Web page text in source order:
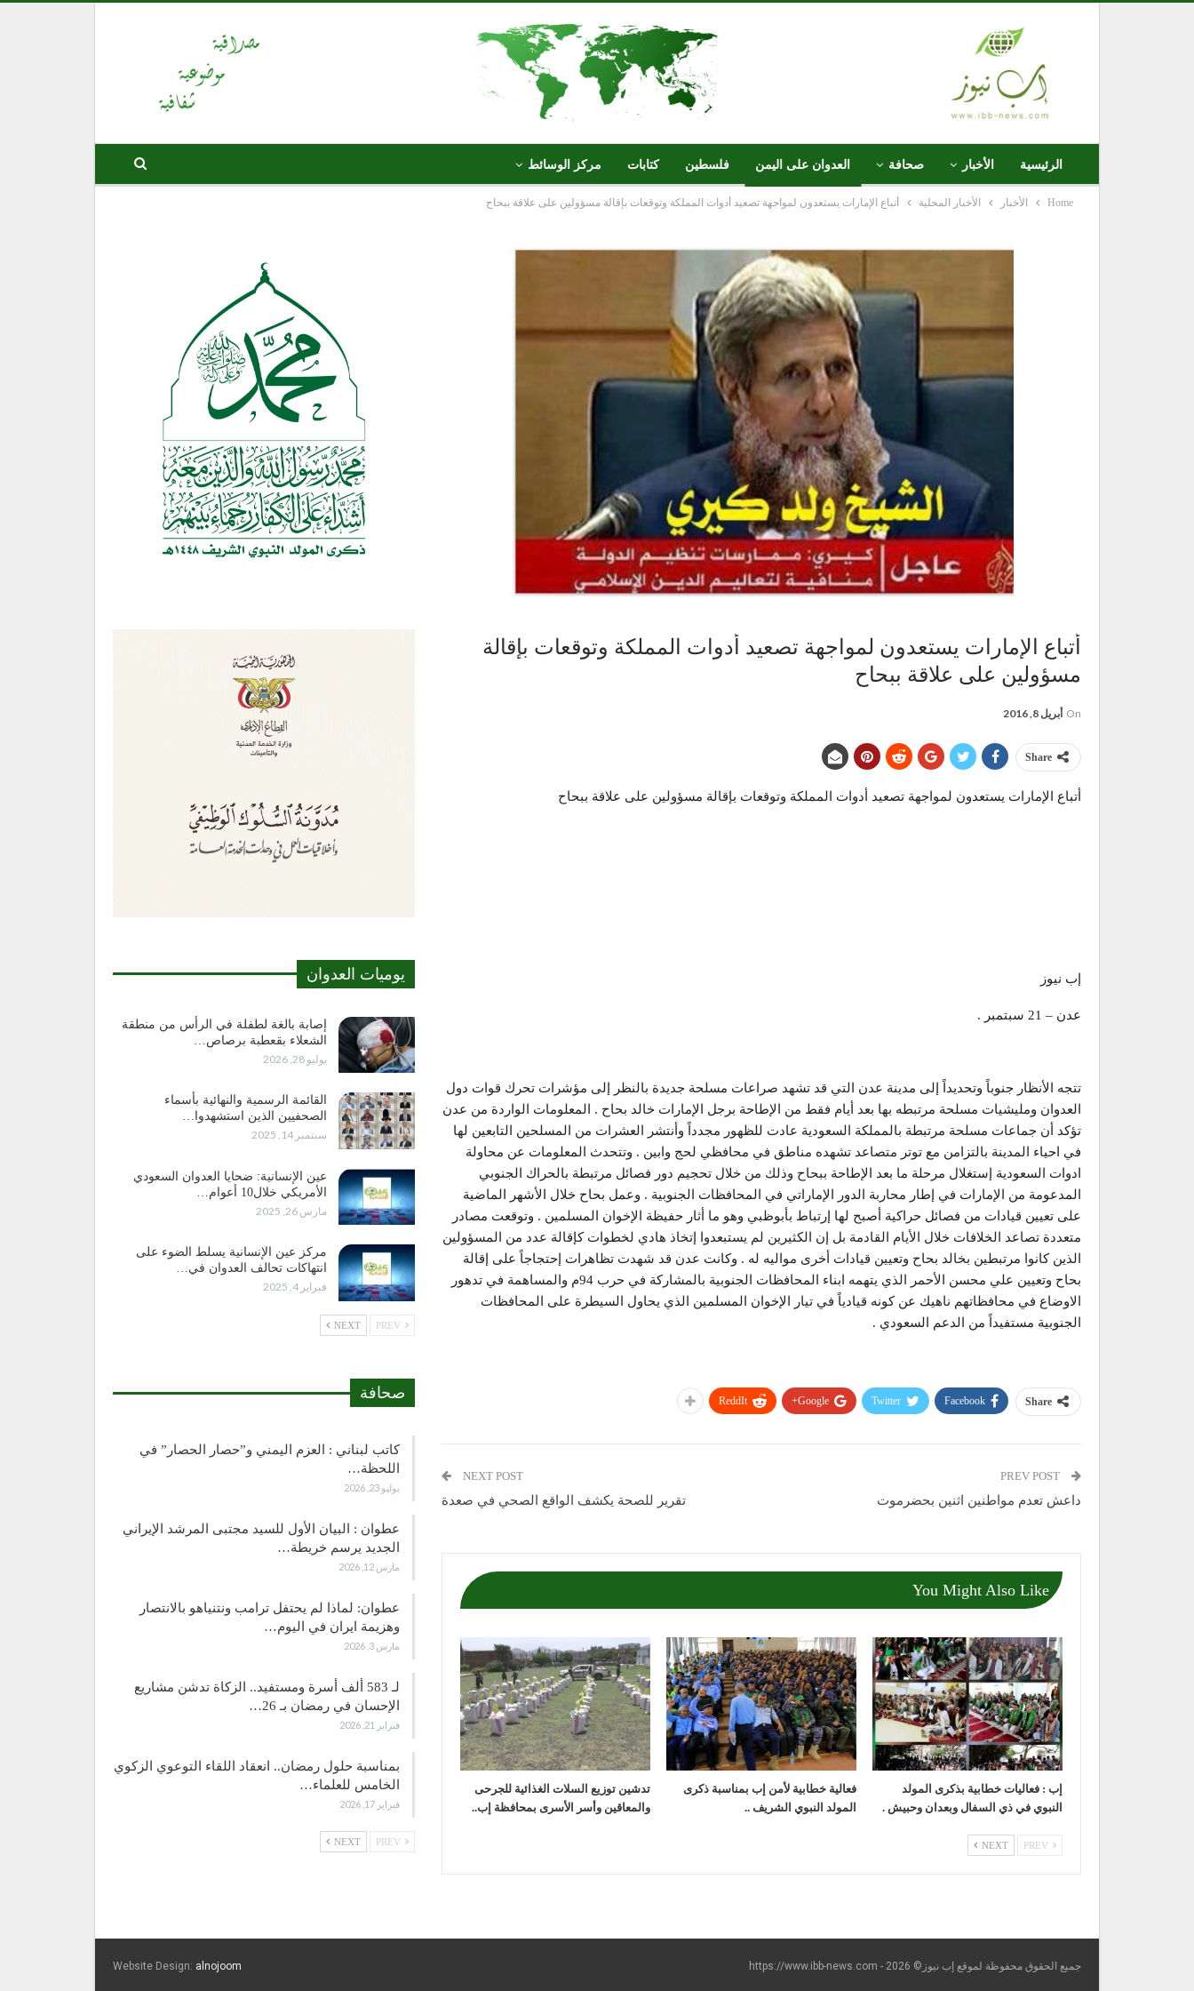
الرئيسية الأخبار صحافة العدوان على اليمن فلسطين كتابات مركز الوسائط
Home الأخبار الأخبار المحلية أتباع الإمارات يستعدون لمواجهة تصعيد أدوات المملكة وتوقعات بإقالة مسؤولين على علاقة ببحاح
أتباع الإمارات يستعدون لمواجهة تصعيد أدوات المملكة وتوقعات بإقالة
مسؤولين على علاقة ببحاح
On أبريل 8, 2016
Share
أتباع الإمارات يستعدون لمواجهة تصعيد أدوات المملكة وتوقعات بإقالة مسؤولين على علاقة ببحاح
إب نيوز
عدن – 21 سبتمبر .
تتجه الأنظار جنوباً وتحديداً إلى مدينة عدن التي قد تشهد صراعات مسلحة جديدة بالنظر إلى مؤشرات تحرك قوات دول
العدوان ومليشيات مسلحة مرتبطه بها بعد أيام فقط من الإطاحة برجل الإمارات خالد بحاح . المعلومات الواردة من عدن
تؤكد أن جماعات مسلحة مرتبطة بالمملكة السعودية عادت للظهور مجدداً وأنتشر العشرات من المسلحين التابعين لها
في احياء المدينة بالتزامن مع توتر متصاعد تشهده مناطق في محافظي لحج وابين . وتتحدث المعلومات عن محاولة
ادوات السعودية إستغلال مرحلة ما بعد الإطاحة ببحاح وذلك من خلال تحجيم دور فصائل مرتبطة بالحراك الجنوبي
المدعومة من الإمارات في إطار محاربة الدور الإماراتي في المحافظات الجنوبية . وعمل بحاح خلال الأشهر الماضية
على تعيين قيادات من فصائل حراكية أصبح لها إرتباط بأبوظبي وهو ما أثار حفيظة الإخوان المسلمين . وتوقعت مصادر
متعددة تصاعد الخلافات خلال الأيام القادمة بل إن الكثيرين لم يستبعدوا إتخاذ هادي لخطوات كإقالة عدد من المسؤولين
الذين كانوا مرتبطين بخالد بحاح وتعيين قيادات أخرى مواليه له . وكانت عدن قد شهدت تظاهرات إحتجاجاً على إقالة
بحاح وتعيين علي محسن الأحمر الذي يتهمه ابناء المحافظات الجنوبية بالمشاركة في حرب 94م والمساهمة في تدهور
الاوضاع في محافظاتهم ناهيك عن كونه قيادياً في تيار الإخوان المسلمين الذي يحاول السيطرة على المحافظات
الجنوبية مستفيداً من الدعم السعودي .
Share
Facebook
Twitter
Google+
ReddIt
داعش تعدم مواطنين اثنين بحضرموت
NEXT POST
تقرير للصحة يكشف الواقع الصحي في صعدة
You Might Also Like
إب : فعاليات خطابية بذكرى المولد
النبوي في ذي السفال وبعدان وحبيش .
فعالية خطابية لأمن إب بمناسبة ذكرى
المولد النبوي الشريف ..
تدشين توزيع السلات الغذائية للجرحى
والمعاقين وأسر الأسرى بمحافظة إب..
NEXT
يوميات العدوان
إصابة بالغة لطفلة في الرأس من منطقة
الشعلاء بقعطبة برصاص…
يوليو 28, 2026
القائمة الرسمية والنهائية بأسماء
الصحفيين الذين استشهدوا…
سبتمبر 14, 2025
عين الإنسانية: ضحايا العدوان السعودي
الأمريكي خلال10 أعوام…
مارس 26, 2025
مركز عين الإنسانية يسلط الضوء على
انتهاكات تحالف العدوان في…
فبراير 4, 2025
NEXT
صحافة
كاتب لبناني : العزم اليمني و”حصار الحصار” في
اللحظة…
يوليو 23, 2026
عطوان : البيان الأول للسيد مجتبى المرشد الإيراني
الجديد يرسم خريطة…
مارس 12, 2026
عطوان: لماذا لم يحتفل ترامب ونتنياهو بالانتصار
وهزيمة ايران في اليوم…
مارس 3, 2026
لـ 583 ألف أسرة ومستفيد.. الزكاة تدشن مشاريع
الإحسان في رمضان بـ 26…
فبراير 21, 2026
بمناسبة حلول رمضان.. انعقاد اللقاء التوعوي الزكوي
الخامس للعلماء…
فبراير 17, 2026
NEXT
جميع الحقوق محفوظة لموقع إب نيوز© https://www.ibb-news.com - 2026 Website Design: alnojoom